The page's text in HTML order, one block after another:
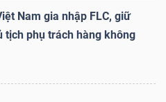
Nam gia nhập FLC, giữ
tịch phụ trách hàng không